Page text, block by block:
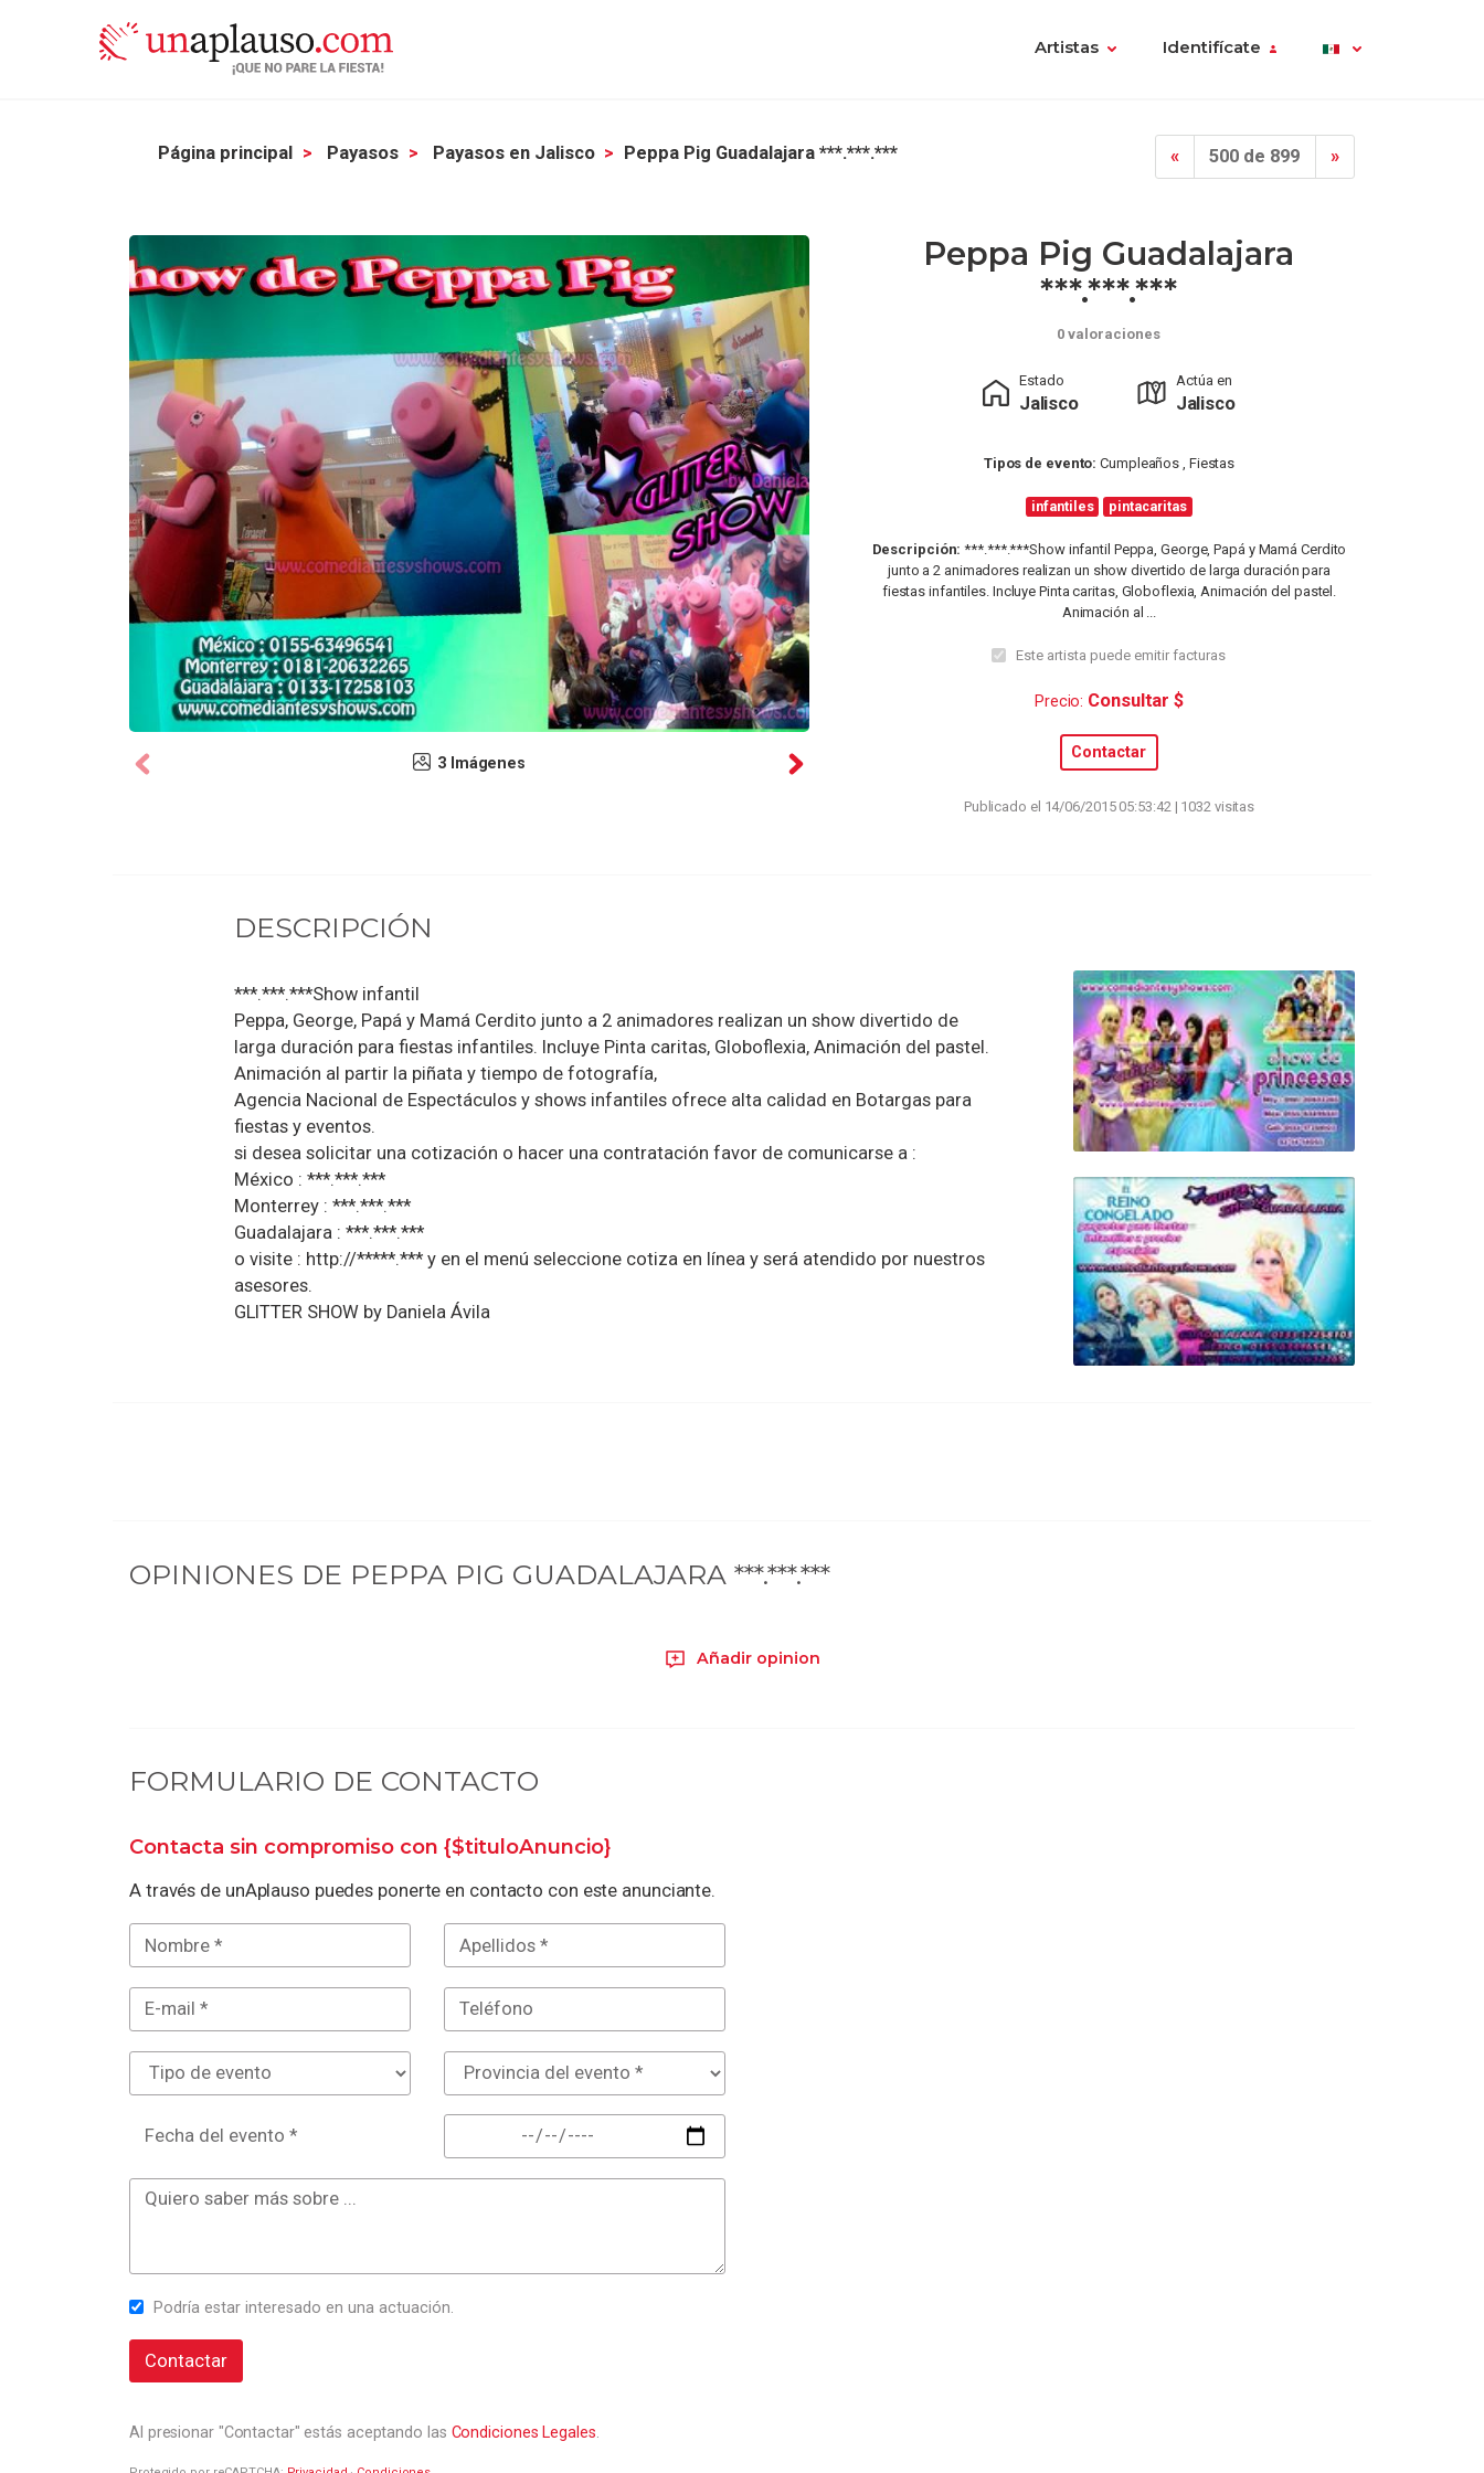
Artistas Identifícate
Página principal Payasos Payasos en Jalisco Peppa Pig Guadalajara ***.***.*** « 500 de 899 »
3 Imágenes
Peppa Pig Guadalajara
***.***.***
0 valoraciones
Estado
Jalisco
Actúa en
Jalisco
Tipos de evento: Cumpleaños , Fiestas
infantiles pintacaritas
Descripción: ***.***.***Show infantil Peppa, George, Papá y Mamá Cerdito
junto a 2 animadores realizan un show divertido de larga duración para
fiestas infantiles. Incluye Pinta caritas, Globoflexia, Animación del pastel.
Animación al ...
Este artista puede emitir facturas
Precio: Consultar $
Contactar
Publicado el 14/06/2015 05:53:42 | 1032 visitas
DESCRIPCIÓN
***.***.***Show infantil
Peppa, George, Papá y Mamá Cerdito junto a 2 animadores realizan un show divertido de
larga duración para fiestas infantiles. Incluye Pinta caritas, Globoflexia, Animación del pastel.
Animación al partir la piñata y tiempo de fotografía,
Agencia Nacional de Espectáculos y shows infantiles ofrece alta calidad en Botargas para
fiestas y eventos.
si desea solicitar una cotización o hacer una contratación favor de comunicarse a :
México : ***.***.***
Monterrey : ***.***.***
Guadalajara : ***.***.***
o visite : http://*****.*** y en el menú seleccione cotiza en línea y será atendido por nuestros
asesores.
GLITTER SHOW by Daniela Ávila
OPINIONES DE PEPPA PIG GUADALAJARA ***.***.***
Añadir opinion
FORMULARIO DE CONTACTO
Contacta sin compromiso con {$tituloAnuncio}
A través de unAplauso puedes ponerte en contacto con este anunciante.
Fecha del evento *
Podría estar interesado en una actuación.
Contactar
Al presionar "Contactar" estás aceptando las Condiciones Legales.